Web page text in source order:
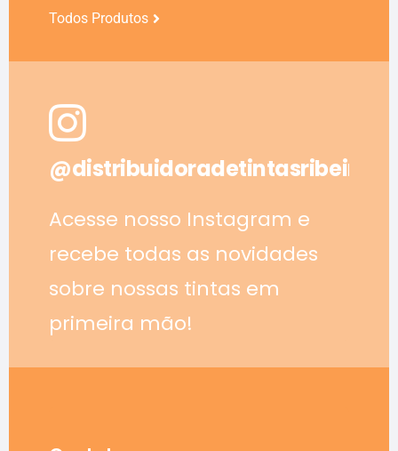
Todos Produtos
@distribuidoradetintasribeirao
Acesse nosso Instagram e
recebe todas as novidades
sobre nossas tintas em
primeira mão!